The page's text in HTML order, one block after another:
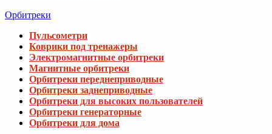
Орбитреки
Пульсометри
Коврики под тренажеры
Электромагнитные орбитреки
Магнитные орбитреки
Орбитреки переднеприводные
Орбитреки заднеприводные
Орбитреки для высоких пользователей
Орбитреки генераторные
Орбитреки для дома